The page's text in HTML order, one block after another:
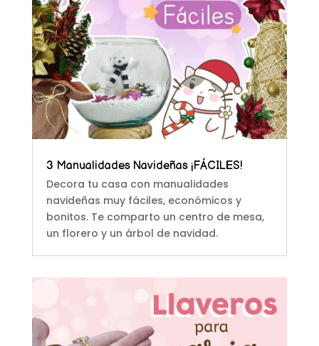
3 Manualidades Navideñas ¡FÁCILES!
Decora tu casa con manualidades
navideñas muy fáciles, económicos y
bonitos. Te comparto un centro de mesa,
un florero y un árbol de navidad.